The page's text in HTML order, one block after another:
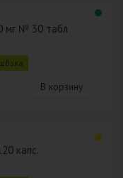
мг № 30 табл
В корзину
капс.